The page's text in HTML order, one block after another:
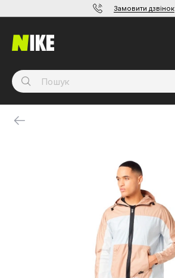
Замовити дзвінок